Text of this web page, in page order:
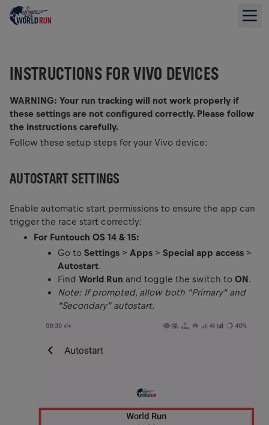
INSTRUCTIONS FOR VIVO DEVICES
WARNING: Your run tracking will not work properly if
these settings are not configured correctly. Please follow
the instructions carefully.
Follow these setup steps for your Vivo device:
AUTOSTART SETTINGS
Enable automatic start permissions to ensure the app can
trigger the race start correctly:
For Funtouch OS 14 & 15:
Go to Settings > Apps > Special app access >
Autostart.
Find World Run and toggle the switch to ON.
Note: If prompted, allow both “Primary” and
“Secondary” autostart.